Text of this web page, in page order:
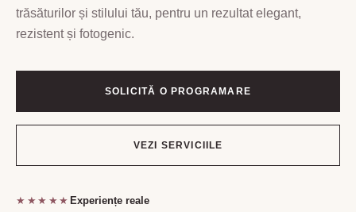
trăsăturilor și stilului tău, pentru un rezultat elegant,
rezistent și fotogenic.
SOLICITĂ O PROGRAMARE
VEZI SERVICIILE
★★★★★ Experiențe reale